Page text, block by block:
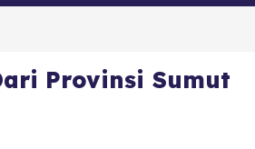
Provinsi Sumut